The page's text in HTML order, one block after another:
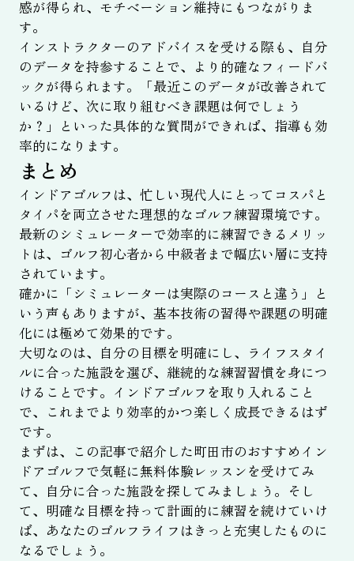
感が得られ、モチベーション維持にもつながりま
す。
インストラクターのアドバイスを受ける際も、自分
のデータを持参することで、より的確なフィードバ
ックが得られます。「最近このデータが改善されて
いるけど、次に取り組むべき課題は何でしょう
か？」といった具体的な質問ができれば、指導も効
率的になります。
まとめ
インドアゴルフは、忙しい現代人にとってコスパと
タイパを両立させた理想的なゴルフ練習環境です。
最新のシミュレーターで効率的に練習できるメリッ
トは、ゴルフ初心者から中級者まで幅広い層に支持
されています。
確かに「シミュレーターは実際のコースと違う」と
いう声もありますが、基本技術の習得や課題の明確
化には極めて効果的です。
大切なのは、自分の目標を明確にし、ライフスタイ
ルに合った施設を選び、継続的な練習習慣を身につ
けることです。インドアゴルフを取り入れること
で、これまでより効率的かつ楽しく成長できるはず
です。
まずは、この記事で紹介した町田市のおすすめイン
ドアゴルフで気軽に無料体験レッスンを受けてみ
て、自分に合った施設を探してみましょう。そし
て、明確な目標を持って計画的に練習を続けていけ
ば、あなたのゴルフライフはきっと充実したものに
なるでしょう。